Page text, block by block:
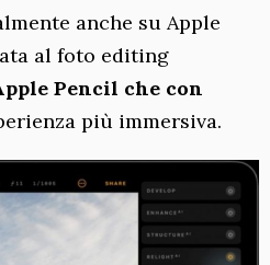
anche su Apple
al foto editing
Pencil che con
più immersiva.